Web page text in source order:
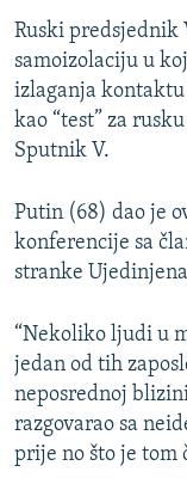
TV LIBERTY
POST SCRIPTUM
MOJA EVROPA
TRI DECENIJE OD
SVE KARTE DEJTONA
NASTANAK I RASPAD
Sve RFE/RL
Ruski predsjednik
samoizolaciju u
izlaganja
kao “test” za
Sputnik V.
Putin (68) dao je
konferencije sa
stranke
“Nekoliko ljudi u
jedan od tih
neposrednoj
razgovarao sa
prije no što je tom